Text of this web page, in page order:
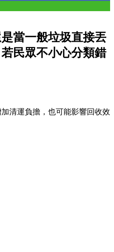
當一般垃圾直接丟
民眾不小心分類錯
清運負擔，也可能影響回收效